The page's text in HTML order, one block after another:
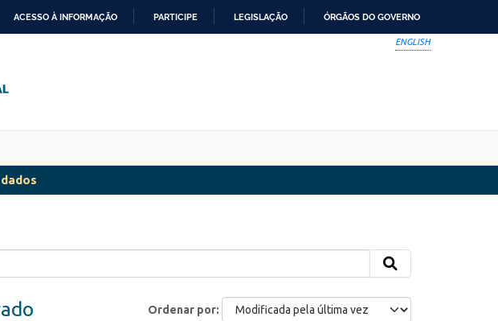
ACESSO À INFORMAÇÃO PARTICIPE LEGISLAÇÃO ÓRGÃOS DO GOVERNO
ENGLISH
Ordenar por